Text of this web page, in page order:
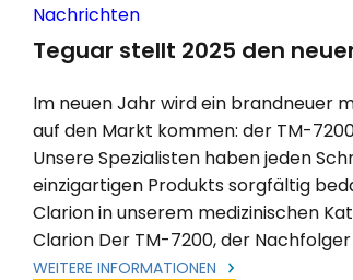
Nachrichten
Teguar stellt 2025 den
Im neuen Jahr wird ein brandneuer
auf den Markt kommen: der TM-
Unsere Spezialisten haben jeden
einzigartigen Produkts sorgfältig
Clarion in unserem medizinischen
Clarion Der TM-7200, der
WEITERE INFORMATIONEN